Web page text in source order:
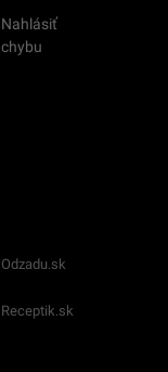
Nahlásiť
chybu
Odzadu.sk
Receptik.sk